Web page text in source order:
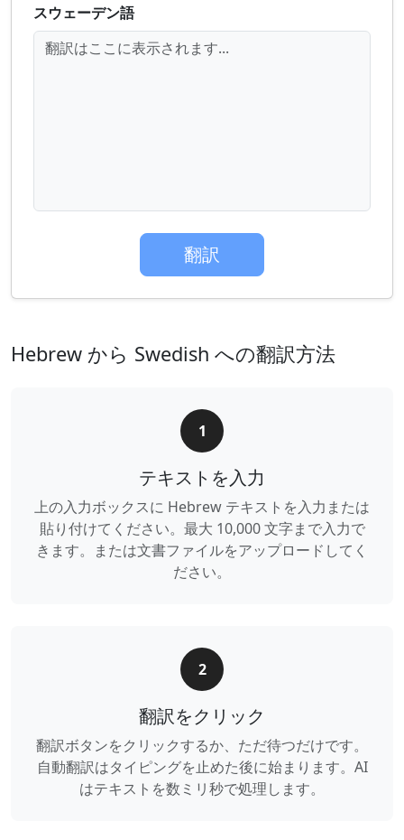
スウェーデン語
翻訳はここに表示されます...
翻訳
Hebrew から Swedish への翻訳方法
1
テキストを入力
上の入力ボックスに Hebrew テキストを入力または
貼り付けてください。最大 10,000 文字まで入力で
きます。または文書ファイルをアップロードしてく
ださい。
2
翻訳をクリック
翻訳ボタンをクリックするか、ただ待つだけです。
自動翻訳はタイピングを止めた後に始まります。AI
はテキストを数ミリ秒で処理します。